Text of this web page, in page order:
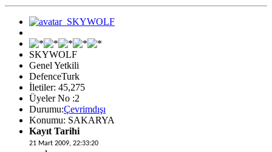
SKYWOLF
Genel Yetkili
DefenceTurk
İletiler: 45,275
Üyeler No :2
Durumu:Çevrimdışı
Konumu: SAKARYA
Kayıt Tarihi
21 Mart 2009, 22:33:20